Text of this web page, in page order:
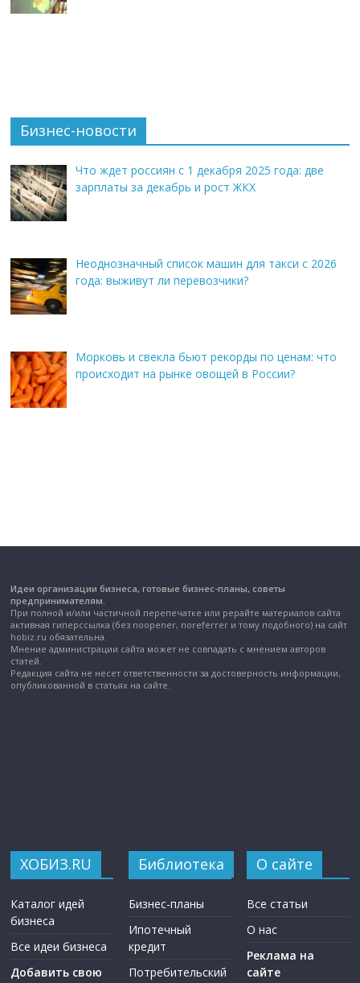
Бизнес-новости
Что ждет россиян с 1 декабря 2025 года: две
зарплаты за декабрь и рост ЖКХ
Неоднозначный список машин для такси с 2026
года: выживут ли перевозчики?
Морковь и свекла бьют рекорды по ценам: что
происходит на рынке овощей в России?
Идеи организации бизнеса, готовые бизнес-планы, советы
предпринимателям.
При полной и/или частичной перепечатке или рерайте материалов сайта
активная гиперссылка (без noopener, noreferrer и тому подобного) на сайт
hobiz.ru обязательна.
Мнение администрации сайта может не совпадать с мнением авторов
статей.
Редакция сайта не несет ответственности за достоверность информации,
опубликованной в статьях на сайте.
ХОБИЗ.RU
Каталог идей
бизнеса
Все идеи бизнеса
Добавить свою
Библиотека
Бизнес-планы
Ипотечный
кредит
Потребительский
О сайте
Все статьи
О нас
Реклама на
сайте